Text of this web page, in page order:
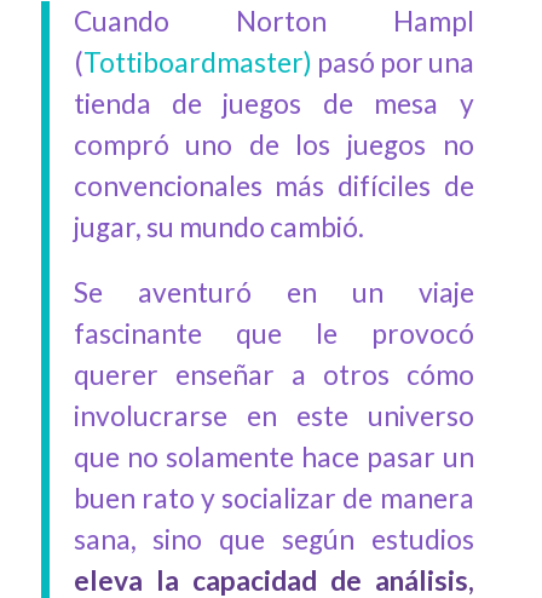
Cuando Norton Hampl
(Tottiboardmaster) pasó por una
tienda de juegos de mesa y
compró uno de los juegos no
convencionales más difíciles de
jugar, su mundo cambió.
Se aventuró en un viaje
fascinante que le provocó
querer enseñar a otros cómo
involucrarse en este universo
que no solamente hace pasar un
buen rato y socializar de manera
sana, sino que según estudios
eleva la capacidad de análisis,